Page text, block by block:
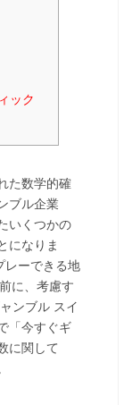
ック
た数学的確
ブル企業
いくつかの
になりま
レーできる地
に、考慮す
ンブル スイ
「今すぐギ
に関して